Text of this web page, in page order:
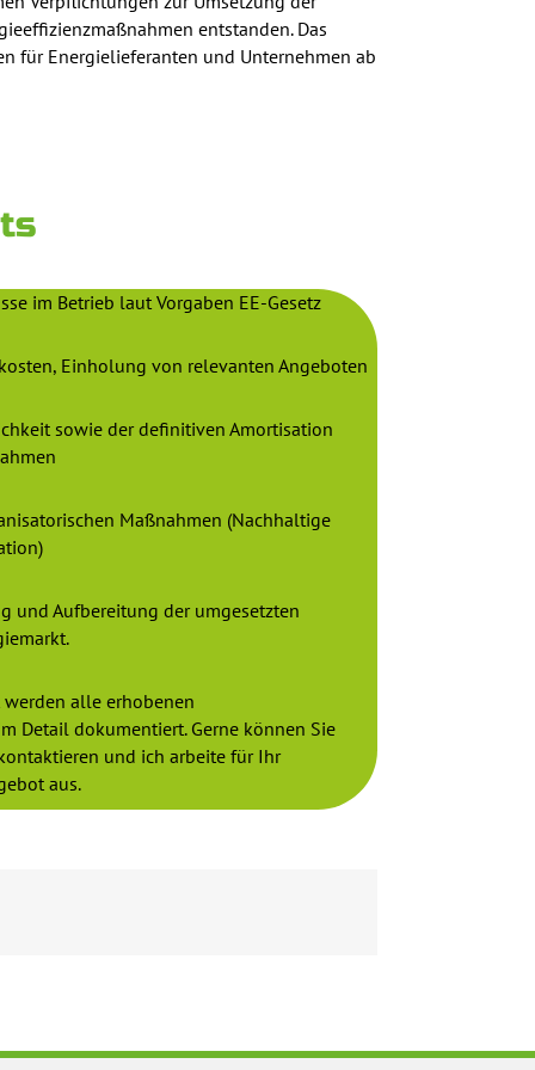
entstanden. Das
für Energielieferanten und Unternehmen ab
im Betrieb laut Vorgaben EE-Gesetz
Einholung von relevanten Angeboten
sowie der definitiven Amortisation
Maßnahmen (Nachhaltige
und Aufbereitung der umgesetzten
alle erhobenen
Detail dokumentiert. Gerne können Sie
und ich arbeite für Ihr
aus.